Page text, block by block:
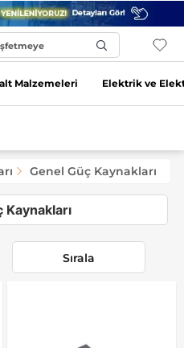
Malzemeleri Elektrik ve
Genel Güç Kaynakları
Kaynakları
Sırala